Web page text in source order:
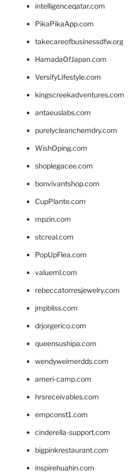
intelligenceqatar.com
PikaPikaApp.com
takecareofbusinessdfw.org
HamadaOfJapan.com
VersifyLifestyle.com
kingscreekadventures.com
antaeuslabs.com
purelycleanchemdry.com
WishOping.com
shoplegacee.com
bonvivantshop.com
CupPlante.com
mpzin.com
stcreal.com
PopUpFlea.com
valueml.com
rebeccatorresjewelry.com
jmpbliss.com
drjorgerico.com
queensushipa.com
wendyweimerdds.com
ameri-camp.com
hrsreceivables.com
empconst1.com
cinderella-support.com
bigpinkrestaurant.com
inspirehuahin.com